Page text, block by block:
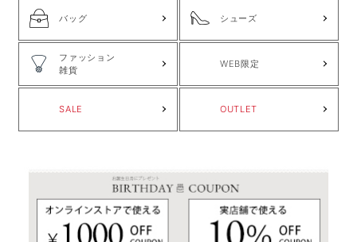
バッグ シューズ
ファッション
雑貨
WEB限定
SALE OUTLET